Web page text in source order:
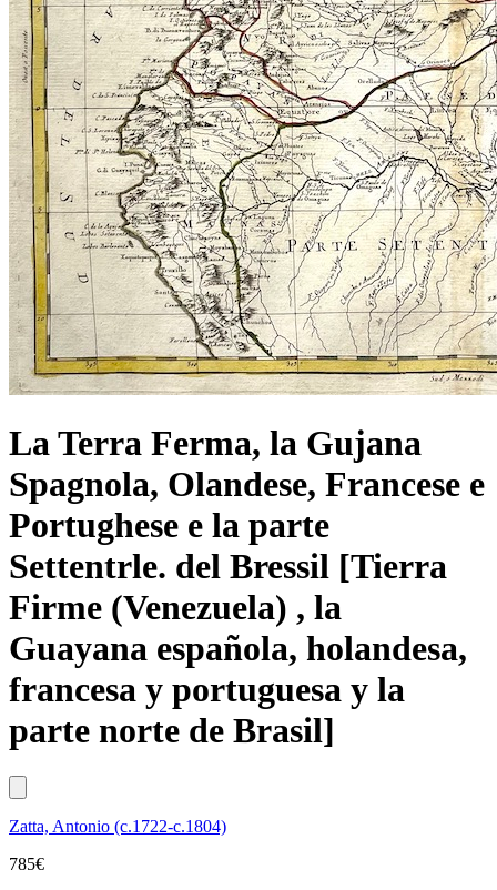
La Terra Ferma, la Gujana
Spagnola, Olandese, Francese e
Portughese e la parte
Settentrle. del Bressil [Tierra
Firme (Venezuela) , la
Guayana española, holandesa,
francesa y portuguesa y la
parte norte de Brasil]
Zatta, Antonio (c.1722-c.1804)
785€